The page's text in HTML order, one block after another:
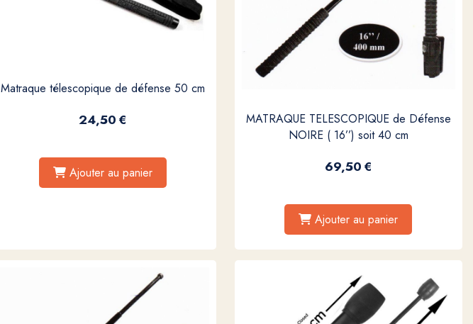
Matraque télescopique de défense 50 cm
24,50€
Ajouter au panier
MATRAQUE TELESCOPIQUE de Défense
NOIRE ( 16’’) soit 40 cm
69,50€
Ajouter au panier